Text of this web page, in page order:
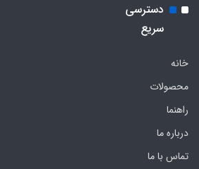
دسترسی
سریع
خانه
محصولات
راهنما
درباره ما
تماس با ما